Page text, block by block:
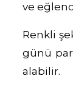
ve
Renkli
günü
alabilir.